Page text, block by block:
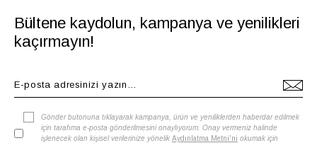
Bültene kaydolun, kampanya ve yenilikleri
kaçırmayın!
Gönder butonuna tıklayarak kampanya, ürün ve yeniliklerden haberdar edilmek
için tarafıma e-posta gönderilmesini onaylıyorum. Onay vermeniz halinde
işlenecek olan kişisel verilerinize yönelik Aydınlatma Metni'ni okumak için